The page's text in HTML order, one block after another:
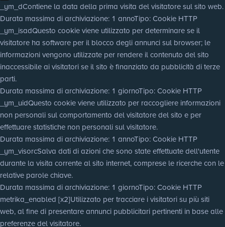
_ym_dContiene la data della prima visita del visitatore sul sito web.
Durata massima di archiviazione: 1 annoTipo: Cookie HTTP
_ym_isadQuesto cookie viene utilizzato per determinare se il
visitatore ha software per il blocco degli annunci sul browser; le
informazioni vengono utilizzate per rendere il contenuto del sito
inaccessibile ai visitatori se il sito è finanziato da pubblicità di terze
parti.
Durata massima di archiviazione: 1 giornoTipo: Cookie HTTP
_ym_uidQuesto cookie viene utilizzato per raccogliere informazioni
non personali sul comportamento del visitatore del sito e per
effettuare statistiche non personali sul visitatore.
Durata massima di archiviazione: 1 annoTipo: Cookie HTTP
_ym_visorcSalva dati di azioni che sono state effettuate dell'utente
durante la visita corrente al sito internet, comprese le ricerche con le
relative parole chiave.
Durata massima di archiviazione: 1 giornoTipo: Cookie HTTP
metrika_enabled [x2]Utilizzato per tracciare i visitatori su più siti
web, al fine di presentare annunci pubblicitari pertinenti in base alle
preferenze del visitatore.